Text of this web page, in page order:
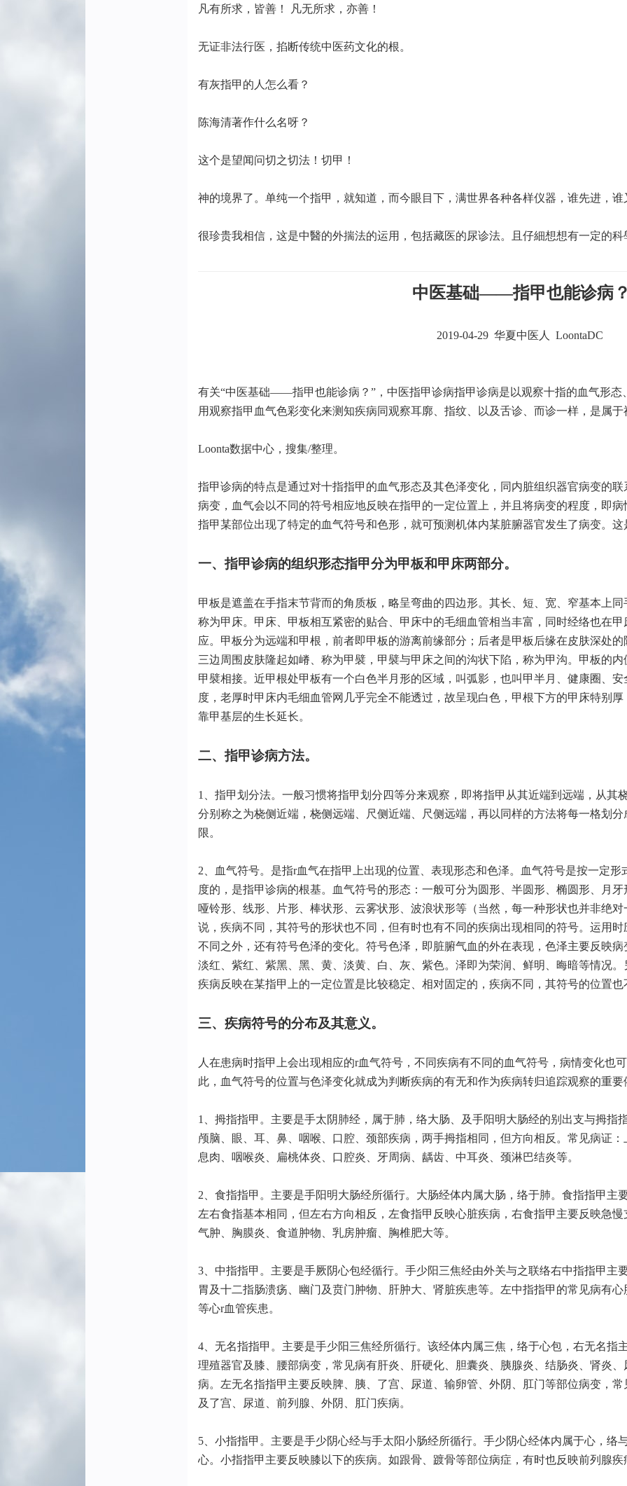
凡有所求，皆善！ 凡无所求，亦善！
无证非法行医，掐断传统中医药文化的根。
有灰指甲的人怎么看？
陈海清著作什么名呀？
这个是望闻问切之切法！切甲！
神的境界了。单纯一个指甲，就知道，而今眼目下，满世界各种各样仪器，谁先进，谁
很珍贵我相信，这是中醫的外揣法的运用，包括藏医的尿诊法。且仔細想想有一定的科
中医基础——指甲也能诊病
2019-04-29 华夏中医人 LoontaDC
有关“中医基础——指甲也能诊病？”，中医指甲诊病指甲诊病是以观察十指的血气形态
用观察指甲血气色彩变化来测知疾病同观察耳廓、指纹、以及舌诊、而诊一样，是属
Loonta数据中心，搜集/整理。
指甲诊病的特点是通过对十指指甲的血气形态及其色泽变化，同内脏组织器官病变的
病变，血气会以不同的符号相应地反映在指甲的一定位置上，并且将病变的程度，即
指甲某部位出现了特定的血气符号和色形，就可预测机体内某脏腑器官发生了病变。
一、指甲诊病的组织形态指甲分为甲板和甲床两部分。
甲板是遮盖在手指末节背而的角质板，略呈弯曲的四边形。其长、短、宽、窄基本上
称为甲床。甲床、甲板相互紧密的贴合、甲床中的毛细血管相当丰富，同时经络也在
应。甲板分为远端和甲根，前者即甲板的游离前缘部分；后者是甲板后缘在皮肤深处
三边周围皮肤隆起如嵴、称为甲襞，甲襞与甲床之间的沟状下陷，称为甲沟。甲板的
甲襞相接。近甲根处甲板有一个白色半月形的区域，叫弧影，也叫甲半月、健康圈、
度，老厚时甲床内毛细血管网几乎完全不能透过，故呈现白色，甲根下方的甲床特别
靠甲基层的生长延长。
二、指甲诊病方法。
1、指甲划分法。一般习惯将指甲划分四等分来观察，即将指甲从其近端到远端，从其
分别称之为桡侧近端，桡侧远端、尺侧近端、尺侧远端，再以同样的方法将每一格
限。
2、血气符号。是指r血气在指甲上出现的位置、表现形态和色泽。血气符号是按一定
度的，是指甲诊病的根基。血气符号的形态：一般可分为圆形、半圆形、椭圆形、月
哑铃形、线形、片形、棒状形、云雾状形、波浪状形等（当然，每一种形状也并非绝
说，疾病不同，其符号的形状也不同，但有时也有不同的疾病出现相同的符号。运用
不同之外，还有符号色泽的变化。符号色泽，即脏腑气血的外在表现，色泽主要反映
淡红、紫红、紫黑、黑、黄、淡黄、白、灰、紫色。泽即为荣润、鲜明、晦暗等情况
疾病反映在某指甲上的一定位置是比较稳定、相对固定的，疾病不同，其符号的位置
三、疾病符号的分布及其意义。
人在患病时指甲上会出现相应的r血气符号，不同疾病有不同的血气符号，病情变化也
此，血气符号的位置与色泽变化就成为判断疾病的有无和作为疾病转归追踪观察的重
1、拇指指甲。主要是手太阴肺经，属于肺，络大肠、及手阳明大肠经的别出支与拇指
颅脑、眼、耳、鼻、咽喉、口腔、颈部疾病，两手拇指相同，但方向相反。常见病证
息肉、咽喉炎、扁桃体炎、口腔炎、牙周病、龋齿、中耳炎、颈淋巴结炎等。
2、食指指甲。主要是手阳明大肠经所循行。大肠经体内属大肠，络于肺。食指指甲主
左右食指基本相同，但左右方向相反，左食指甲反映心脏疾病，右食指甲主要反映急
气肿、胸膜炎、食道肿物、乳房肿瘤、胸椎肥大等。
3、中指指甲。主要是手厥阴心包经循行。手少阳三焦经由外关与之联络右中指指甲主
胃及十二指肠溃疡、幽门及贲门肿物、肝肿大、肾脏疾患等。左中指指甲的常见病有
等心r血管疾患。
4、无名指指甲。主要是手少阳三焦经所循行。该经体内属三焦，络于心包，右无名指
理殖器官及膝、腰部病变，常见病有肝炎、肝硬化、胆囊炎、胰腺炎、结肠炎、肾炎
病。左无名指指甲主要反映脾、胰、了宫、尿道、输卵管、外阴、肛门等部位病变，
及了宫、尿道、前列腺、外阴、肛门疾病。
5、小指指甲。主要是手少阴心经与手太阳小肠经所循行。手少阴心经体内属于心，络
心。小指指甲主要反映膝以下的疾病。如跟骨、踱骨等部位病症，有时也反映前列腺疾